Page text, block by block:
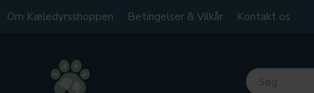
Om Kæledyrsshoppen Betingelser & Vilkår Kontakt os